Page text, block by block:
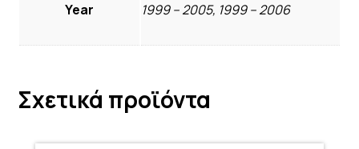
Year 1999 – 2005, 1999 – 2006
Σχετικά προϊόντα